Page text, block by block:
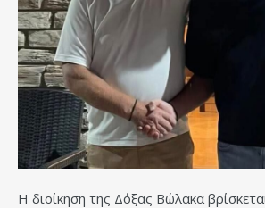
Η διοίκηση της Δόξας Βώλακα